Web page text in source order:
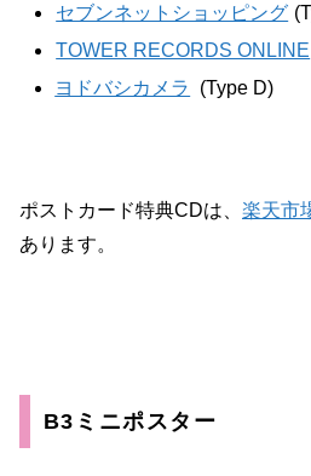
セブンネットショッピング
TOWER RECORDS ONLINE
ヨドバシカメラ
(Type D)
ポストカード特典CDは、 楽天市
あります。
B3ミニポスター